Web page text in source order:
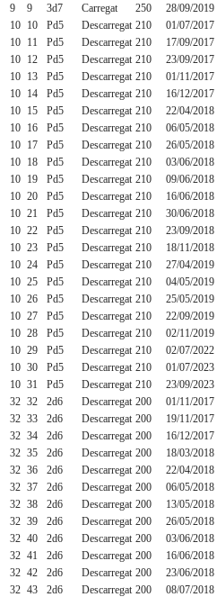
9
9 3d7 Carregat 250 28/09/2019
10 10 Pd5 Descarregat 210 01/07/2017
10 11 Pd5 Descarregat 210 17/09/2017
10 12 Pd5 Descarregat 210 23/09/2017
10 13 Pd5 Descarregat 210 01/11/2017
10 14 Pd5 Descarregat 210 16/12/2017
10 15 Pd5 Descarregat 210 22/04/2018
10 16 Pd5 Descarregat 210 06/05/2018
10 17 Pd5 Descarregat 210 26/05/2018
10 18 Pd5 Descarregat 210 03/06/2018
10 19 Pd5 Descarregat 210 09/06/2018
10 20 Pd5 Descarregat 210 16/06/2018
10 21 Pd5 Descarregat 210 30/06/2018
10 22 Pd5 Descarregat 210 23/09/2018
10 23 Pd5 Descarregat 210 18/11/2018
10 24 Pd5 Descarregat 210 27/04/2019
10 25 Pd5 Descarregat 210 04/05/2019
10 26 Pd5 Descarregat 210 25/05/2019
10 27 Pd5 Descarregat 210 22/09/2019
10 28 Pd5 Descarregat 210 02/11/2019
10 29 Pd5 Descarregat 210 02/07/2022
10 30 Pd5 Descarregat 210 01/07/2023
10 31 Pd5 Descarregat 210 23/09/2023
32 32 2d6 Descarregat 200 01/11/2017
32 33 2d6 Descarregat 200 19/11/2017
32 34 2d6 Descarregat 200 16/12/2017
32 35 2d6 Descarregat 200 18/03/2018
32 36 2d6 Descarregat 200 22/04/2018
32 37 2d6 Descarregat 200 06/05/2018
32 38 2d6 Descarregat 200 13/05/2018
32 39 2d6 Descarregat 200 26/05/2018
32 40 2d6 Descarregat 200 03/06/2018
32 41 2d6 Descarregat 200 16/06/2018
32 42 2d6 Descarregat 200 23/06/2018
32 43 2d6 Descarregat 200 08/07/2018